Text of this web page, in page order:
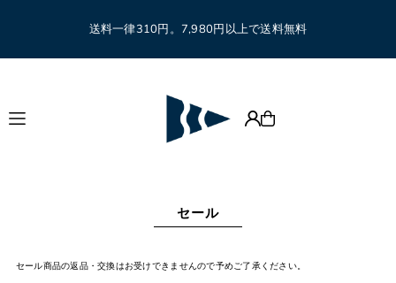
Translation missing: ja.accessibility.skip_to_text
送料一律310円。7,980円以上で送料無料
セール
セール商品の返品・交換はお受けできませんので予めご了承ください。